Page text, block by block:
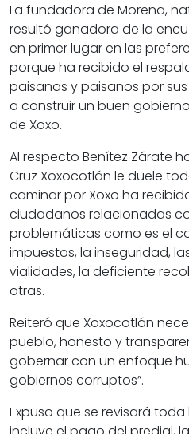
La fundadora de Morena,
resultó ganadora de la
en primer lugar en las
porque ha recibido el
paisanas y paisanos por
a construir un buen
de Xoxo.
Al respecto Benítez Zárate
Cruz Xoxocotlán le duele
caminar por Xoxo ha
ciudadanos relacionadas
problemáticas como es el
impuestos, la inseguridad,
vialidades, la deficiente
otras.
Reiteró que Xoxocotlán
pueblo, honesto y
gobernar con un enfoque
gobiernos corruptos”.
Expuso que se revisará